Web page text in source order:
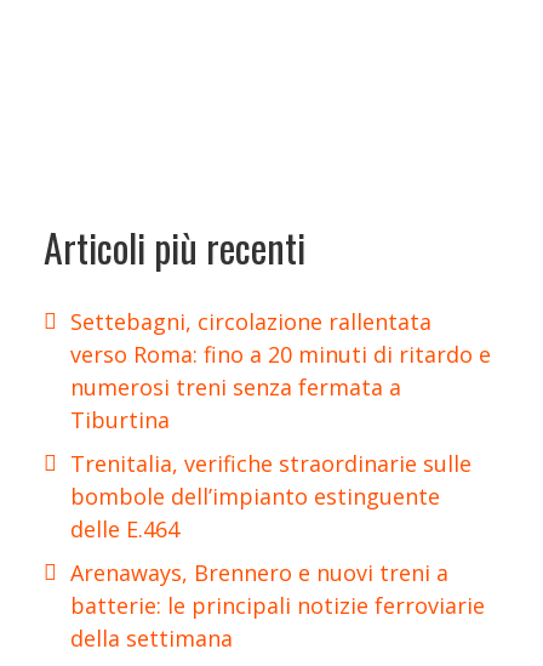
Articoli più recenti
Settebagni, circolazione rallentata
verso Roma: fino a 20 minuti di ritardo e
numerosi treni senza fermata a
Tiburtina
Trenitalia, verifiche straordinarie sulle
bombole dell’impianto estinguente
delle E.464
Arenaways, Brennero e nuovi treni a
batterie: le principali notizie ferroviarie
della settimana